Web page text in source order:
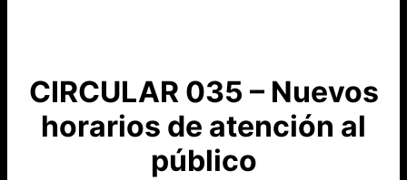
CIRCULAR 035 – Nuevos
horarios de atención al
público